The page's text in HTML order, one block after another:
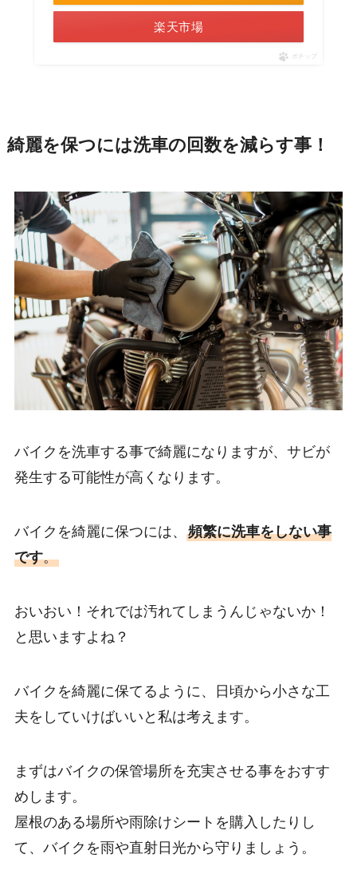
楽天市場
ポチップ
綺麗を保つには洗車の回数を減らす事！
バイクを洗車する事で綺麗になりますが、サビが
発生する可能性が高くなります。
バイクを綺麗に保つには、 頻繁に洗車をしない事
です。
おいおい！それでは汚れてしまうんじゃないか！
と思いますよね？
バイクを綺麗に保てるように、日頃から小さな工
夫をしていけばいいと私は考えます。
まずはバイクの保管場所を充実させる事をおすす
めします。
屋根のある場所や雨除けシートを購入したりし
て、バイクを雨や直射日光から守りましょう。